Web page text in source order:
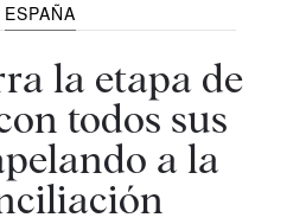
ESPAÑA
la etapa de
todos sus
a la